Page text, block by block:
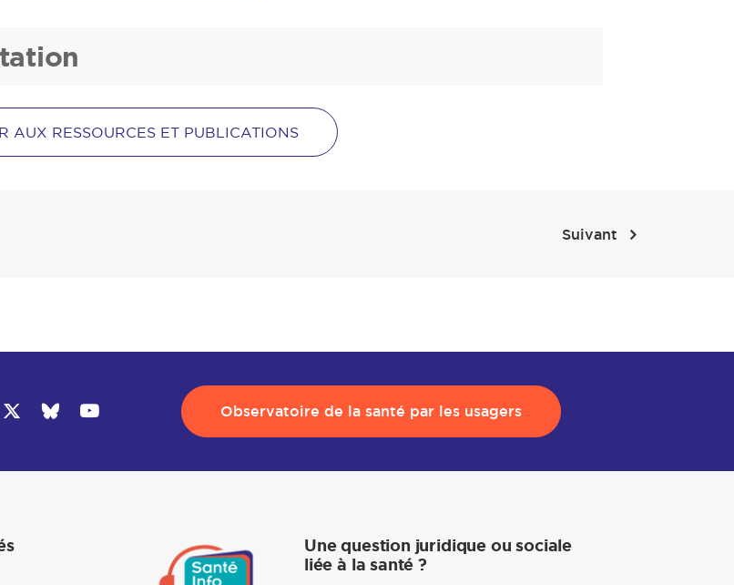
AUX RESSOURCES ET PUBLICATIONS
Suivant
Observatoire de la santé par les usagers
Une question juridique ou sociale
liée à la santé ?